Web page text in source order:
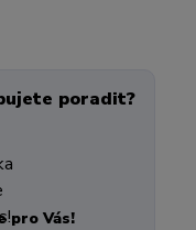
poradit?
pro Vás!